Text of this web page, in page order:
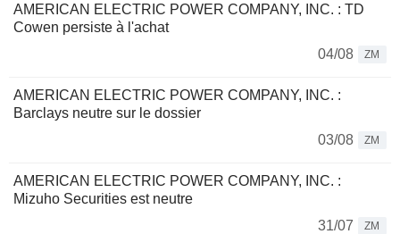
AMERICAN ELECTRIC POWER COMPANY, INC. : TD
Cowen persiste à l'achat
04/08
ZM
AMERICAN ELECTRIC POWER COMPANY, INC. :
Barclays neutre sur le dossier
03/08
ZM
AMERICAN ELECTRIC POWER COMPANY, INC. :
Mizuho Securities est neutre
31/07
ZM